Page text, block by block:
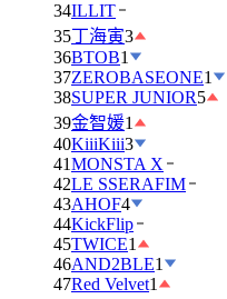
34ILLIT
35丁海寅3
36BTOB1
37ZEROBASEONE1
38SUPER JUNIOR5
39金智媛1
40KiiiKiii3
41MONSTA X
42LE SSERAFIM
43AHOF4
44KickFlip
45TWICE1
46AND2BLE1
47Red Velvet1